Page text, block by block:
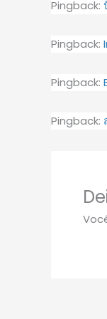
Pingback:
Pingback:
Pingback:
Pingback: